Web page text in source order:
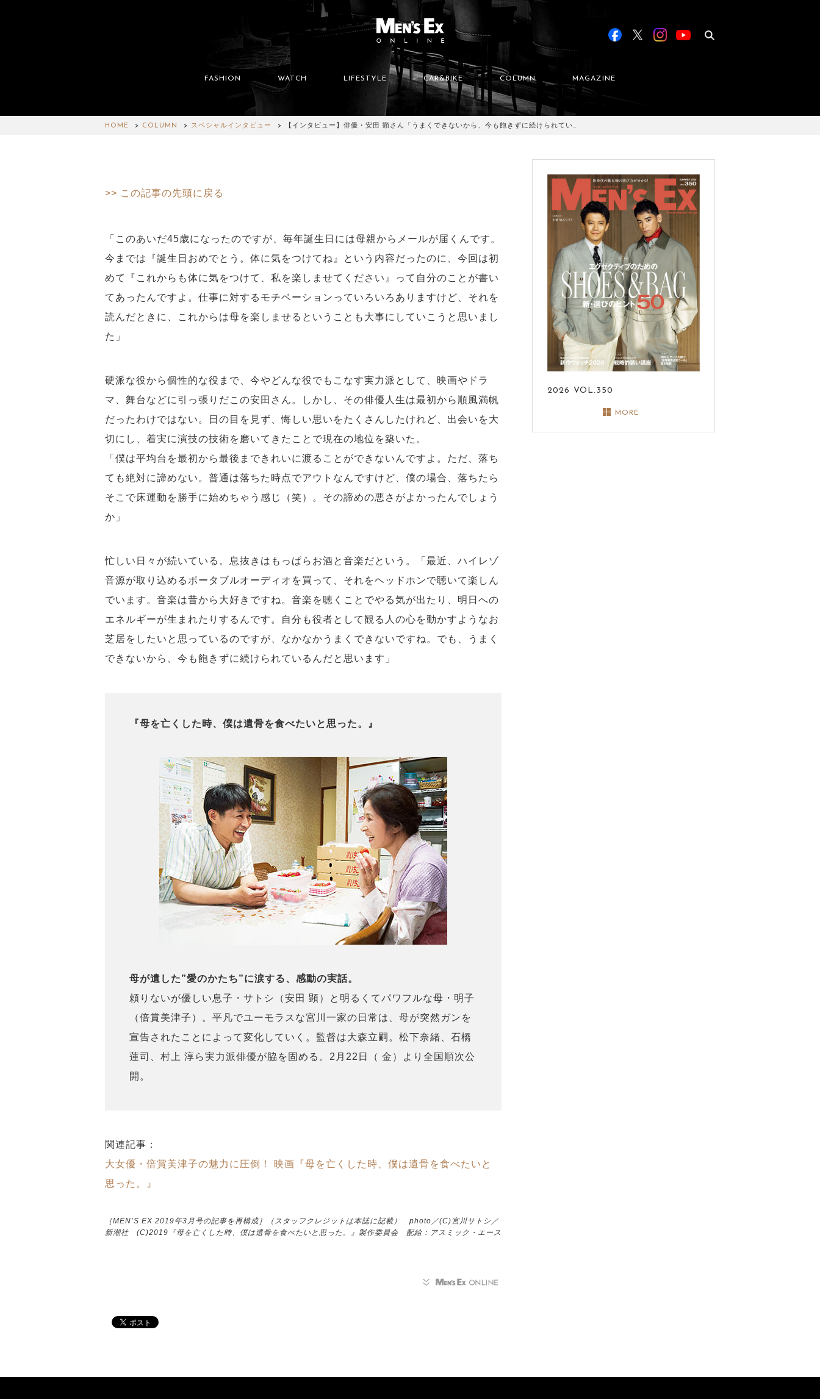
FASHION WATCH LIFESTYLE CAR&BIKE COLUMN MAGAZINE
HOME COLUMN スペシャルインタビュー 【インタビュー】俳優・安田 顕さん「うまくできないから、今も飽きずに続けられてい…
>> この記事の先頭に戻る
「このあいだ45歳になったのですが、毎年誕生日には母親からメールが届くんです。
今までは『誕生日おめでとう。体に気をつけてね』という内容だったのに、今回は初
めて『これからも体に気をつけて、私を楽しませてください』って自分のことが書い
てあったんですよ。仕事に対するモチベーションっていろいろありますけど、それを
読んだときに、これからは母を楽しませるということも大事にしていこうと思いまし
た」
硬派な役から個性的な役まで、今やどんな役でもこなす実力派として、映画やドラ
マ、舞台などに引っ張りだこの安田さん。しかし、その俳優人生は最初から順風満帆
だったわけではない。日の目を見ず、悔しい思いをたくさんしたけれど、出会いを大
切にし、着実に演技の技術を磨いてきたことで現在の地位を築いた。
「僕は平均台を最初から最後まできれいに渡ることができないんですよ。ただ、落ち
ても絶対に諦めない。普通は落ちた時点でアウトなんですけど、僕の場合、落ちたら
そこで床運動を勝手に始めちゃう感じ（笑）。その諦めの悪さがよかったんでしょう
か」
忙しい日々が続いている。息抜きはもっぱらお酒と音楽だという。「最近、ハイレゾ
音源が取り込めるポータブルオーディオを買って、それをヘッドホンで聴いて楽しん
でいます。音楽は昔から大好きですね。音楽を聴くことでやる気が出たり、明日への
エネルギーが生まれたりするんです。自分も役者として観る人の心を動かすようなお
芝居をしたいと思っているのですが、なかなかうまくできないですね。でも、うまく
できないから、今も飽きずに続けられているんだと思います」
『母を亡くした時、僕は遺骨を食べたいと思った。』
母が遺した”愛のかたち”に涙する、感動の実話。
頼りないが優しい息子・サトシ（安田 顕）と明るくてパワフルな母・明子
（倍賞美津子）。平凡でユーモラスな宮川一家の日常は、母が突然ガンを
宣告されたことによって変化していく。監督は大森立嗣。松下奈緒、石橋
蓮司、村上 淳ら実力派俳優が脇を固める。2月22日（ 金）より全国順次公
開。
関連記事：
大女優・倍賞美津子の魅力に圧倒！ 映画『母を亡くした時、僕は遺骨を食べたいと
思った。』
［MEN’S EX 2019年3月号の記事を再構成］（スタッフクレジットは本誌に記載） photo／(C)宮川サトシ／
新潮社 (C)2019『母を亡くした時、僕は遺骨を食べたいと思った。』製作委員会 配給：アスミック・エース
2026 VOL.350
MORE